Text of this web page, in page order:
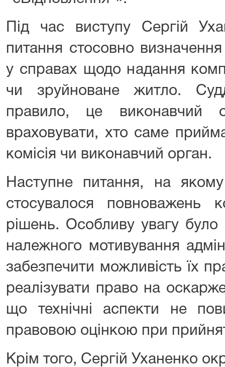
Під час виступу Сергій
питання стосовно
у справах щодо надання
чи зруйноване житло.
правило, це виконавчий
враховувати, хто саме
комісія чи виконавчий орган.
Наступне питання, на
стосувалося повноважень
рішень. Особливу увагу було
належного мотивування
забезпечити можливість їх
реалізувати право на
що технічні аспекти не
правовою оцінкою при
Крім того, Сергій Уханенко